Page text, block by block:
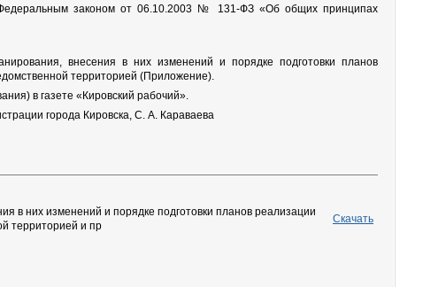
Федеральным законом от 06.10.2003 № 131-ФЗ «Об общих принципах
внесения в них изменений и порядке подготовки планов
территорией (Приложение).
в газете «Кировский рабочий».
города Кировска, С. А. Караваева
в них изменений и порядке подготовки планов реализации
территорией и пр
Скачать